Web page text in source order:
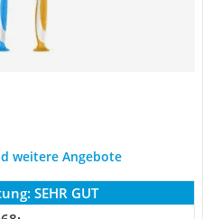
weitere Angebote
SEHR GUT